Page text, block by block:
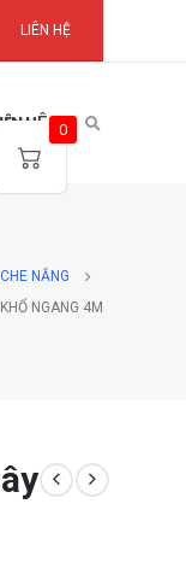
LIÊN HỆ
HỆ
NẮNG
NGANG 4M
0